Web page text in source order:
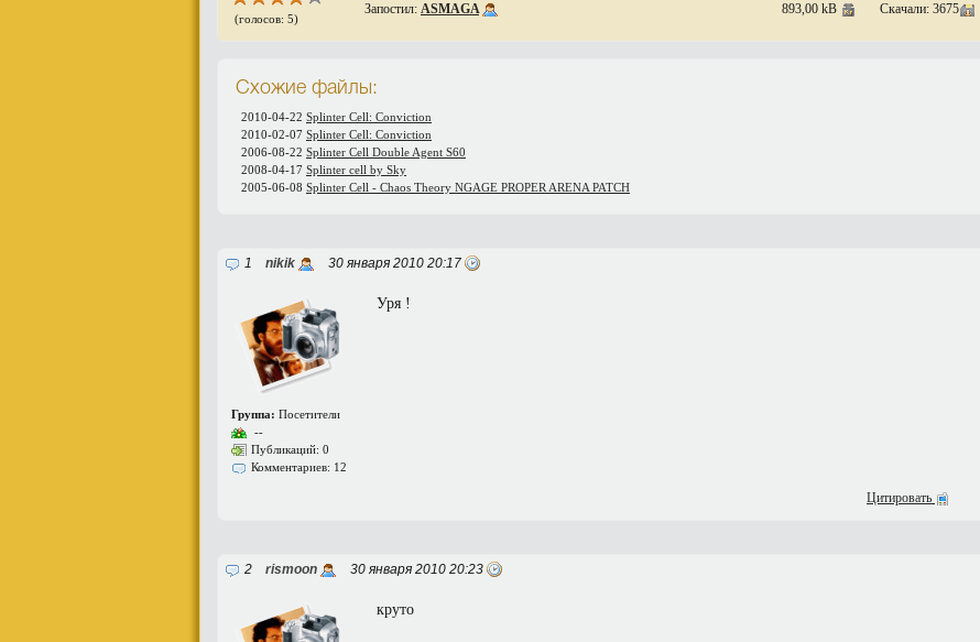
(голосов: 5)
Запостил: ASMAGA 893,00 kB Скачали: 3675
Схожие файлы:
2010-04-22 Splinter Cell: Conviction
2010-02-07 Splinter Cell: Conviction
2006-08-22 Splinter Cell Double Agent S60
2008-04-17 Splinter cell by Sky
2005-06-08 Splinter Cell - Chaos Theory NGAGE PROPER ARENA PATCH
1 nikik 30 января 2010 20:17
Группа: Посетители
--
Публикаций: 0
Комментариев: 12
Уря !
Цитировать
2 rismoon 30 января 2010 20:23
круто